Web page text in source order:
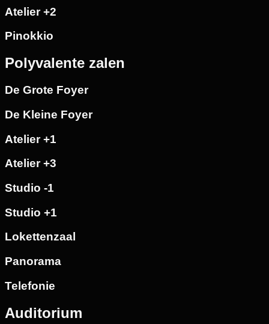
Atelier +2
Pinokkio
Polyvalente zalen
De Grote Foyer
De Kleine Foyer
Atelier +1
Atelier +3
Studio -1
Studio +1
Lokettenzaal
Panorama
Telefonie
Auditorium